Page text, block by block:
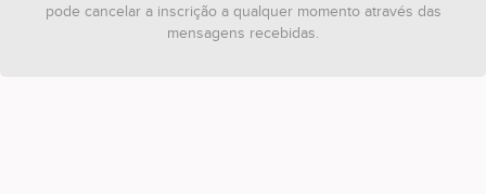
pode cancelar a inscrição a qualquer momento através das
mensagens recebidas.